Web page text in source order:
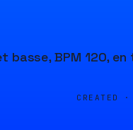
BPM 120,
CREATED ·